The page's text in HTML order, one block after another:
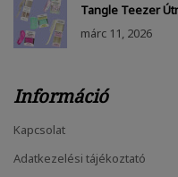
Tangle Teezer
márc 11, 2026
Információ
Kapcsolat
Adatkezelési tájékoztató